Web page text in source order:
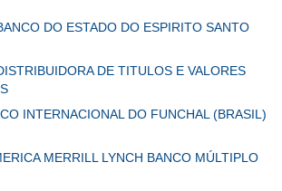
DO ESTADO DO ESPIRITO SANTO
DE TITULOS E VALORES
INTERNACIONAL DO FUNCHAL (BRASIL)
MERRILL LYNCH BANCO MÚLTIPLO